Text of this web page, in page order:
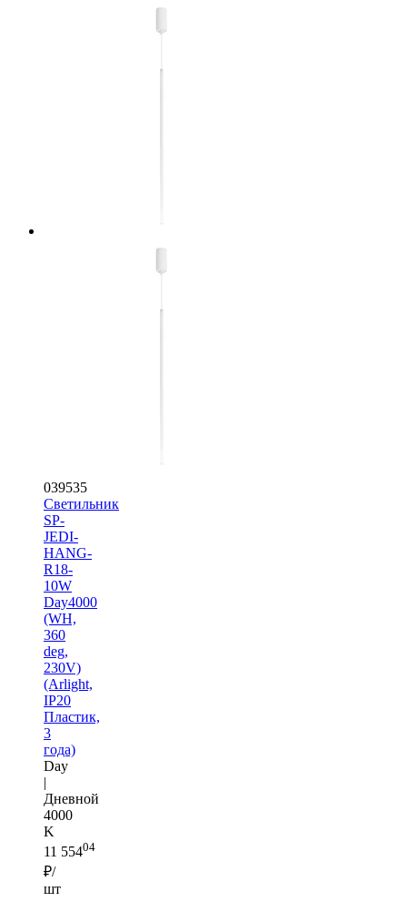
039535
Светильник
SP-
JEDI-
HANG-
R18-
10W
Day4000
(WH,
360
deg,
230V)
(Arlight,
IP20
Пластик,
3
года)
Day
|
Дневной
4000
K
11 55404
₽/
шт